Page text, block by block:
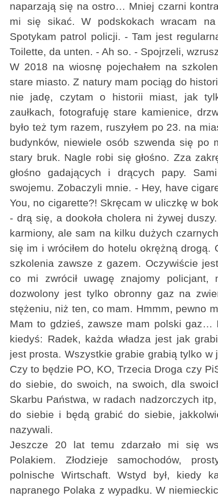
naparzają się na ostro… Mniej czarni
mi się sikać. W podskokach wracam na
Spotykam patrol policji. - Tam jest
Toilette, da unten. - Ah so. - Spojrzeli,
W 2018 na wiosnę pojechałem na
stare miasto. Z natury mam pociąg do
nie jadę, czytam o historii miast, jak
zaułkach, fotografuję stare kamienice,
było też tym razem, ruszyłem po 23. na
budynków, niewiele osób szwenda się po
stary bruk. Nagle robi się głośno. Zza
głośno gadających i drących papy.
swojemu. Zobaczyli mnie. - Hey, have
You, no cigarette?! Skręcam w uliczkę w
- drą się, a dookoła cholera ni żywej
karmiony, ale sam na kilku dużych
się im i wróciłem do hotelu okrężną drogą.
szkolenia zawsze z gazem. Oczywiście
co mi zwrócił uwagę znajomy policjant,
dozwolony jest tylko obronny gaz na
stężeniu, niż ten, co mam. Hmmm, pewno
Mam to gdzieś, zawsze mam polski gaz…
kiedyś: Radek, każda władza jest jak
jest prosta. Wszystkie grabie grabią tylko
Czy to będzie PO, KO, Trzecia Droga czy
do siebie, do swoich, na swoich, dla
Skarbu Państwa, w radach nadzorczych
do siebie i będą grabić do siebie,
nazywali.
Jeszcze 20 lat temu zdarzało mi się
Polakiem. Złodzieje samochodów,
polnische Wirtschaft. Wstyd był, kiedy
napranego Polaka z wypadku. W